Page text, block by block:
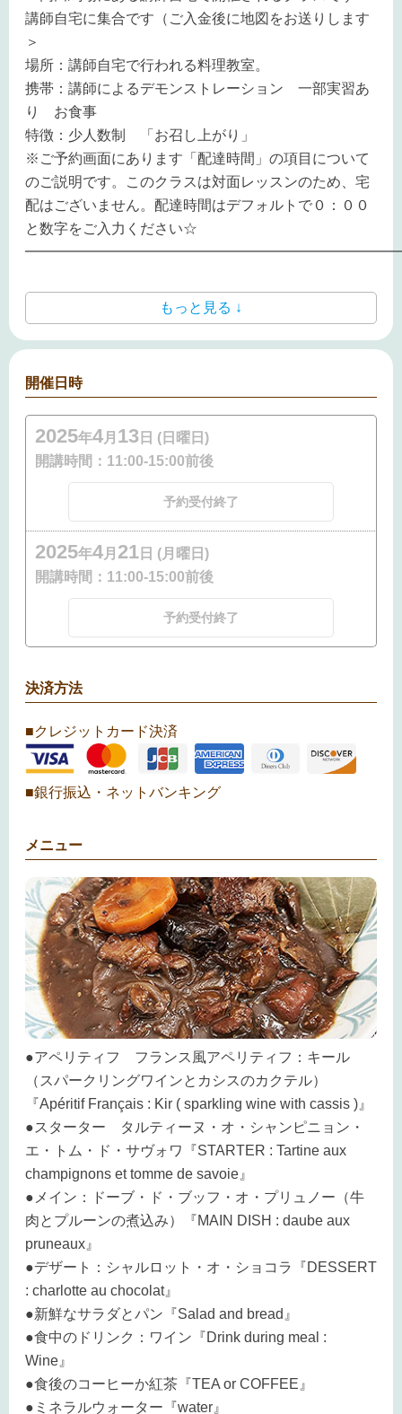
講師自宅に集合です（ご入金後に地図をお送りします
＞
場所：講師自宅で行われる料理教室。
携帯：講師によるデモンストレーション 一部実習あ
り お食事
特徴：少人数制 「お召し上がり」
※ご予約画面にあります「配達時間」の項目について
のご説明です。このクラスは対面レッスンのため、宅
配はございません。配達時間はデフォルトで０：００
と数字をご入力ください☆
もっと見る ↓
開催日時
2025年4月 13 日 (日曜日)
開講時間： 11:00-15:00前後
予約受付終了
2025年4月 21 日 (月曜日)
開講時間： 11:00-15:00前後
予約受付終了
決済方法
■クレジットカード決済
■銀行振込・ネットバンキング
メニュー
●アペリティフ フランス風アペリティフ：キール
（スパークリングワインとカシスのカクテル）
『Apéritif Français : Kir ( sparkling wine with cassis )』
●スターター タルティーヌ・オ・シャンピニョン・
エ・トム・ド・サヴォワ『STARTER : Tartine aux
champignons et tomme de savoie』
●メイン：ドーブ・ド・ブッフ・オ・プリュノー（牛
肉とプルーンの煮込み）『MAIN DISH : daube aux
pruneaux』
●デザート：シャルロット・オ・ショコラ『DESSERT
: charlotte au chocolat』
●新鮮なサラダとパン『Salad and bread』
●食中のドリンク：ワイン『Drink during meal :
Wine』
●食後のコーヒーか紅茶『TEA or COFFEE』
●ミネラルウォーター『water』